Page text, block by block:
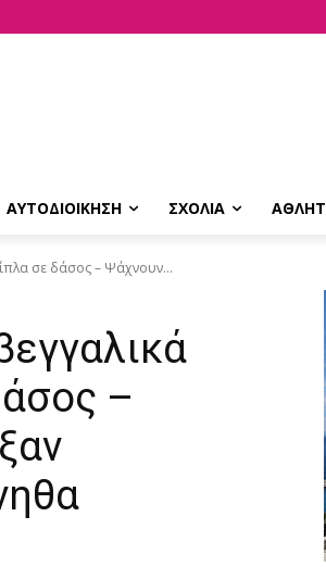
ΑΥΤΟΔΙΟΙΚΗΣΗ ΣΧΟΛΙΑ
σε δάσος – Ψάχνουν...
–